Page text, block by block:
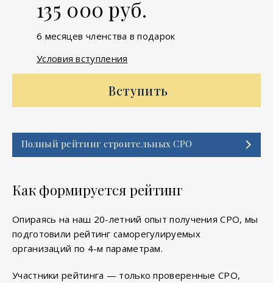
135 000 руб.
6 месяцев членства в подарок
Условия вступления
Вступить
Полный рейтинг строительных СРО
Как формируется рейтинг
Опираясь на наш 20-летний опыт получения СРО, мы
подготовили рейтинг саморегулируемых
организаций по 4-м параметрам.
Участники рейтинга — только проверенные СРО,